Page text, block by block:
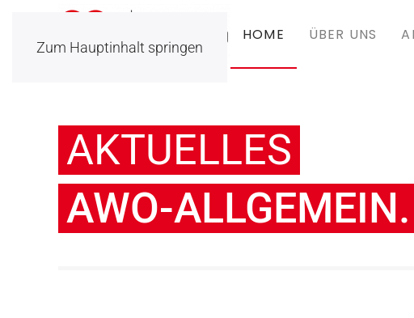
Zum Hauptinhalt springen
HOME ÜBER UNS
AKTUELLES
AWO-ALLGEMEIN.